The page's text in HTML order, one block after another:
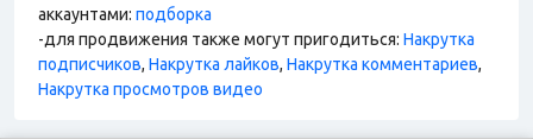
аккаунтами: подборка
-для продвижения также могут пригодиться: Накрутка
подписчиков, Накрутка лайков, Накрутка комментариев,
Накрутка просмотров видео